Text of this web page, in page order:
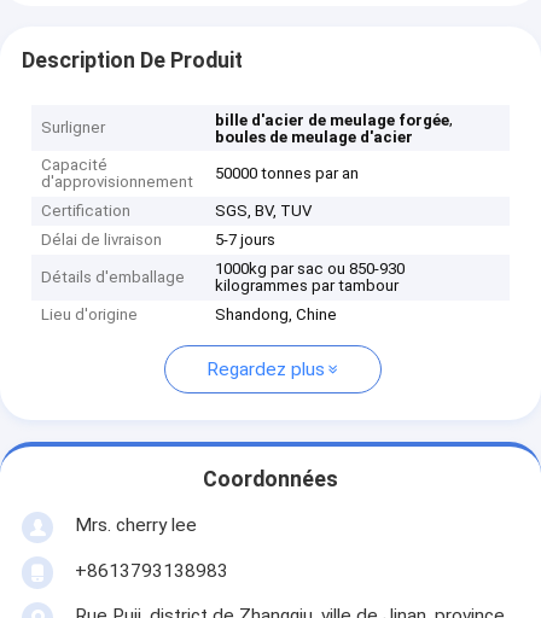
Description De Produit
Surligner bille d'acier de meulage forgée,
boules de meulage d'acier
Capacité
d'approvisionnement
50000 tonnes par an
Certification
SGS, BV, TUV
Délai de livraison
5-7 jours
Détails d'emballage
1000kg par sac ou 850-930
kilogrammes par tambour
Lieu d'origine
Shandong, Chine
Regardez plus
Coordonnées
Mrs. cherry lee
+8613793138983